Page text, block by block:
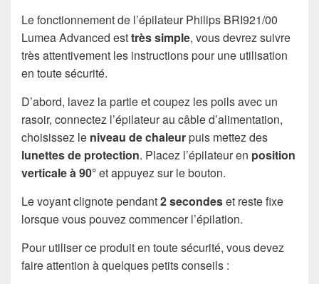
Le fonctionnement de l’épilateur Philips BRI921/00
Lumea Advanced esttrès simple, vous devrez suivre
très attentivement les instructions pour une utilisation
en toute sécurité.
D’abord, lavez la partie et coupez les poils avec un
rasoir, connectez l’épilateur au câble d’alimentation,
choisissez le niveau de chaleurpuis mettez des
lunettes de protection. Placez l’épilateur en position
verticale à 90°et appuyez sur le bouton.
Le voyant clignote pendant2 secondeset reste fixe
lorsque vous pouvez commencer l’épilation.
Pour utiliser ce produit en toute sécurité, vous devez
faire attention à quelques petits conseils :